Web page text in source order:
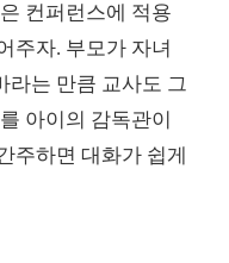
컨퍼런스에 적용
주자. 부모가 자녀
라는 만큼 교사도 그
아이의 감독관이
주하면 대화가 쉽게